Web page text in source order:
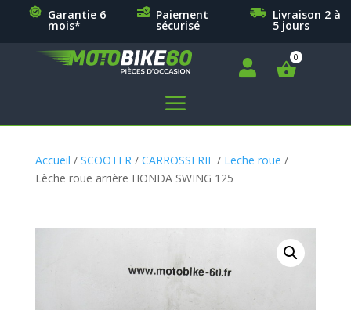
Garantie 6
mois*
Paiement
sécurisé
Livraison 2 à
5 jours

a
Accueil / SCOOTER / CARROSSERIE/ Leche roue /
Lèche roue arrière HONDA SWING 125